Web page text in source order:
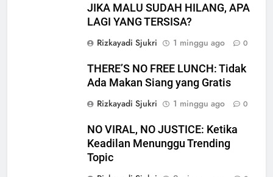
JIKA MALU SUDAH HILANG, APA
LAGI YANG TERSISA?
Rizkayadi Sjukri
1 minggu ago 0
THERE’S NO FREE LUNCH: Tidak
Ada Makan Siang yang Gratis
Rizkayadi Sjukri
1 minggu ago 0
NO VIRAL, NO JUSTICE: Ketika
Keadilan Menunggu Trending
Topic
MUI Sulsel dan LPH Madani
Indonesia Tetapkan Empat
Pelaku Usaha Halal
NEWS
Sinergi MUI Sulsel dan LPH